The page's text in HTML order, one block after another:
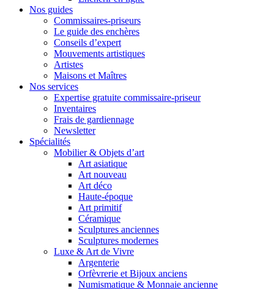
Nos guides
Commissaires-priseurs
Le guide des enchères
Conseils d’expert
Mouvements artistiques
Artistes
Maisons et Maîtres
Nos services
Expertise gratuite commissaire-priseur
Inventaires
Frais de gardiennage
Newsletter
Spécialités
Mobilier & Objets d’art
Art asiatique
Art nouveau
Art déco
Haute-époque
Art primitif
Céramique
Sculptures anciennes
Sculptures modernes
Luxe & Art de Vivre
Argenterie
Orfèvrerie et Bijoux anciens
Numismatique & Monnaie ancienne